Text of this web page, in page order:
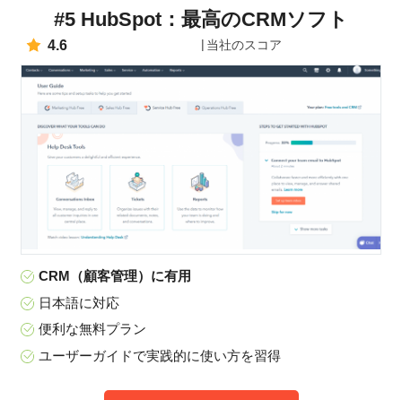
#5 HubSpot：最高のCRMソフト
4.6 当社のスコア
CRM（顧客管理）に有用
日本語に対応
便利な無料プラン
ユーザーガイドで実践的に使い方を習得